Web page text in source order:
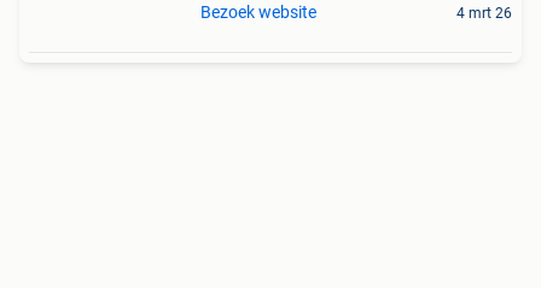
Bezoek website 4 mrt 26